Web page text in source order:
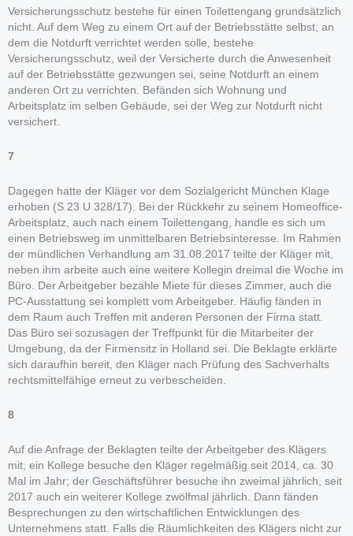
Versicherungsschutz bestehe für einen Toilettengang grundsätzlich
nicht. Auf dem Weg zu einem Ort auf der Betriebsstätte selbst, an
dem die Notdurft verrichtet werden solle, bestehe
Versicherungsschutz, weil der Versicherte durch die Anwesenheit
auf der Betriebsstätte gezwungen sei, seine Notdurft an einem
anderen Ort zu verrichten. Befänden sich Wohnung und
Arbeitsplatz im selben Gebäude, sei der Weg zur Notdurft nicht
versichert.
7
Dagegen hatte der Kläger vor dem Sozialgericht München Klage
erhoben (S 23 U 328/17). Bei der Rückkehr zu seinem Homeoffice-
Arbeitsplatz, auch nach einem Toilettengang, handle es sich um
einen Betriebsweg im unmittelbaren Betriebsinteresse. Im Rahmen
der mündlichen Verhandlung am 31.08.2017 teilte der Kläger mit,
neben ihm arbeite auch eine weitere Kollegin dreimal die Woche im
Büro. Der Arbeitgeber bezahle Miete für dieses Zimmer, auch die
PC-Ausstattung sei komplett vom Arbeitgeber. Häufig fänden in
dem Raum auch Treffen mit anderen Personen der Firma statt.
Das Büro sei sozusagen der Treffpunkt für die Mitarbeiter der
Umgebung, da der Firmensitz in Holland sei. Die Beklagte erklärte
sich daraufhin bereit, den Kläger nach Prüfung des Sachverhalts
rechtsmittelfähige erneut zu verbescheiden.
8
Auf die Anfrage der Beklagten teilte der Arbeitgeber des Klägers
mit, ein Kollege besuche den Kläger regelmäßig seit 2014, ca. 30
Mal im Jahr; der Geschäftsführer besuche ihn zweimal jährlich, seit
2017 auch ein weiterer Kollege zwölfmal jährlich. Dann fänden
Besprechungen zu den wirtschaftlichen Entwicklungen des
Unternehmens statt. Falls die Räumlichkeiten des Klägers nicht zur